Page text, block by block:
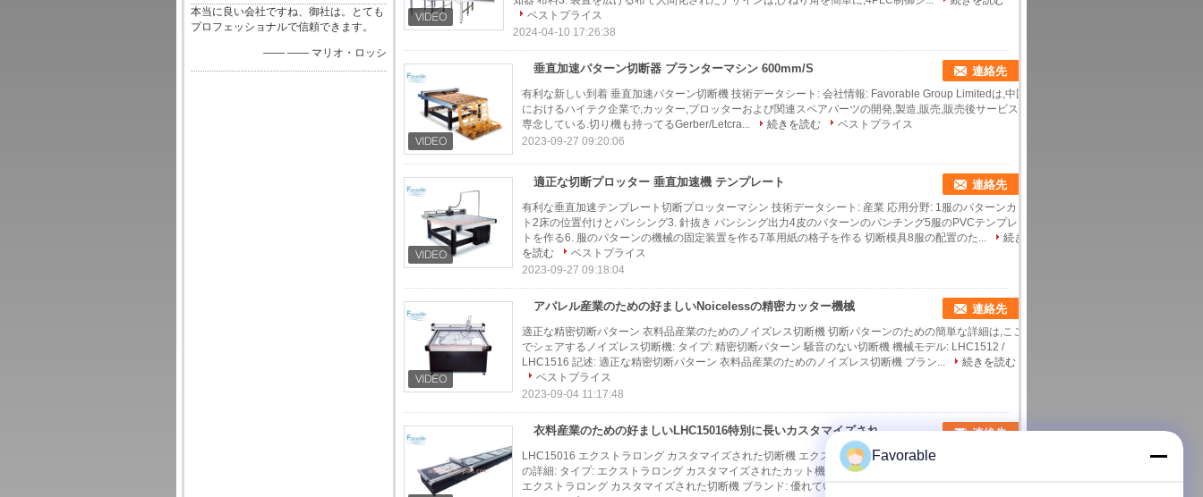
本当に良い会社ですね、御社は。とても
プロフェッショナルで信頼できます。
—— —— マリオ・ロッシ
ベストプライス
2024-04-10 17:26:38
垂直加速パターン切断器 プランターマシン 600mm/S 連絡先
有利な新しい到着 垂直加速パターン切断機 技術データシート: 会社情報: Favorable Group Limitedは,中国
におけるハイテク企業で,カッター,プロッターおよび関連スペアパーツの開発,製造,販売,販売後サービスに
専念している.切り機も持ってるGerber/Letcra...
続きを読む
ベストプライス
2023-09-27 09:20:06
適正な切断プロッター 垂直加速機 テンプレート 連絡先
有利な垂直加速テンプレート切断プロッターマシン 技術データシート: 産業 応用分野: 1服のパターンカッ
ト2床の位置付けとパンシング3. 針抜き パンシング出力4皮のパターンのパンチング5服のPVCテンプレー
トを作る6. 服のパターンの機械の固定装置を作る7革用紙の格子を作る 切断模具8服の配置のた...
続き
を読む
ベストプライス
2023-09-27 09:18:04
アパレル産業のための好ましいNoicelessの精密カッター機械 連絡先
適正な精密切断パターン 衣料品産業のためのノイズレス切断機 切断パターンのための簡単な詳細は,ここ
でシェアするノイズレス切断機: タイプ: 精密切断パターン 騒音のない切断機 機械モデル: LHC1512 /
LHC1516 記述: 適正な精密切断パターン 衣料品産業のためのノイズレス切断機 ブラン...
続きを読む
ベストプライス
2023-09-04 11:17:48
衣料産業のための好ましいLHC15016特別に長いカスタマイズされたカッター機械 連絡先
LHC15016 エクストラロング カスタマイズされた切断機 エクストラロングカスタマイズされたカット機
の詳細: タイプ: エクストラロング カスタマイズされたカット機 機械モデル: LHC15016 記述: LHC15016
エクストラロング カスタマイズされた切断機 ブランド: 優れている イン...
Favorable